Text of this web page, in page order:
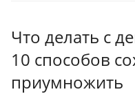
Что делать с
10 способов
приумножить